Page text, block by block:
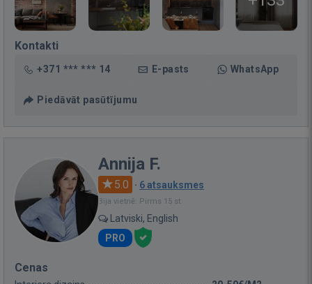
Kontakti
+371 *** *** 14 E-pasts WhatsApp
Piedāvāt pasūtījumu
Annija F.
5.0 · 6 atsauksmes
Bija vietnē: Pirms 15 st.
Latviski, English
PRO
Cenas